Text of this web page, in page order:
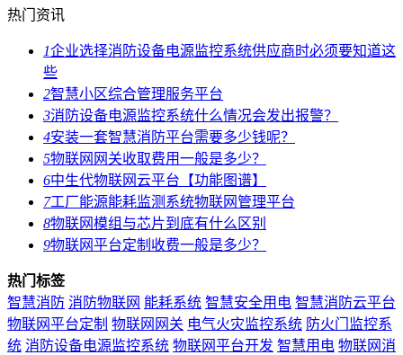
热门资讯
1企业选择消防设备电源监控系统供应商时必须要知道这
些
2智慧小区综合管理服务平台
3消防设备电源监控系统什么情况会发出报警？
4安装一套智慧消防平台需要多少钱呢？
5物联网网关收取费用一般是多少？
6中生代物联网云平台【功能图谱】
7工厂能源能耗监测系统物联网管理平台
8物联网模组与芯片到底有什么区别
9物联网平台定制收费一般是多少？
热门标签
智慧消防 消防物联网 能耗系统 智慧安全用电 智慧消防云平台
物联网平台定制 物联网网关 电气火灾监控系统 防火门监控系
统 消防设备电源监控系统 物联网平台开发 智慧用电 物联网消